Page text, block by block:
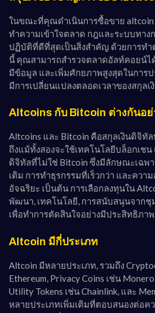
ในขณะที่คุณดำเนินการซื้อขาย altcoin
ทำความเข้าใจตลาด กฎและระบบทา
ปฏิบัติที่ดีที่สุดเป็นสิ่งสำคัญ ด้วยการท
นี้ คุณสามารถสำรวจตลาดอัลท์คอยน์ไ
มีข้อมูล และเพิ่มศักยภาพสูงสุดในการ
มีการเปลี่ยนแปลงตลอดเวลาของสกุลเ
Altcoins กับ Bitcoin ต่างกันอย่
Altcoins และ Bitcoin คือสกุลเงินดิจิทั
ถึงแม้ทั้งสองจะใช้เทคโนโลยีบล็อกเช
ดิจิทัลที่ไม่ใช่ Bitcoin ซึ่งมีลักษณะเฉพ
เติม การทำธุรกรรมที่เร็วกว่า และคว
อัจฉริยะ เป็นต้น การเลือกลงทุนใน
พัฒนา, เทคโนโลยี, การสนับสนุนจาก
เพื่อทำการตัดสินใจอย่างมีประสิทธิภา
Altcoin มีกี่ประเภท
Altcoin มีหลายประเภท, รวมถึง
Ethereum, Privacy Coins เช่น
Utility Tokens เช่น Chainlink, และ
หลายประเภทเพิ่มเติมที่ตอบสนองต่อค